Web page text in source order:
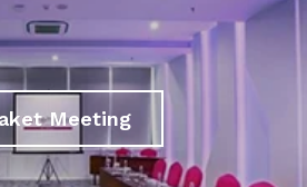
Meeting